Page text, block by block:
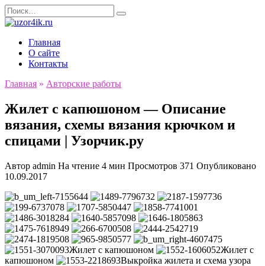
Перейти
к
Search
for:
Главная
О сайте
Контакты
Главная » Авторские работы
Жилет с капюшоном — Описание
вязания, схемы вязания крючком и
спицами | Узорчик.ру
Автор admin На чтение 4 мин Просмотров 371 Опубликовано
10.09.2017
Жилет с капюшоном
Жилет с
капюшоном
Выкройка жилета и схема узора